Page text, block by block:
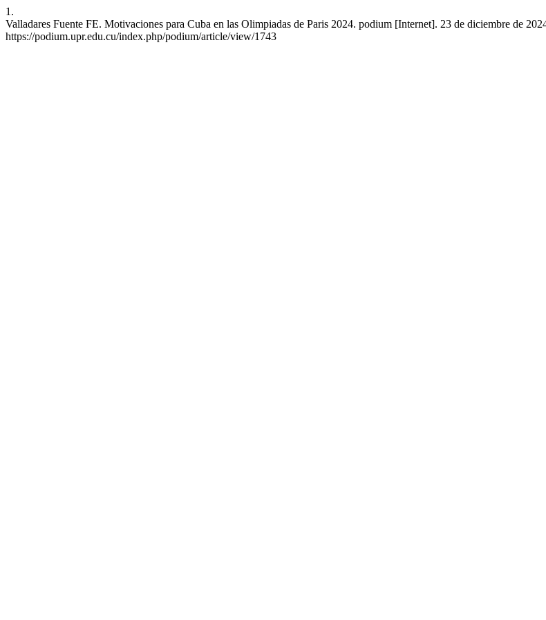
1.
Valladares Fuente FE. Motivaciones para Cuba en las Olimpiadas de Paris 2024. podium [Internet]. 23 de diciembre de
https://podium.upr.edu.cu/index.php/podium/article/view/1743